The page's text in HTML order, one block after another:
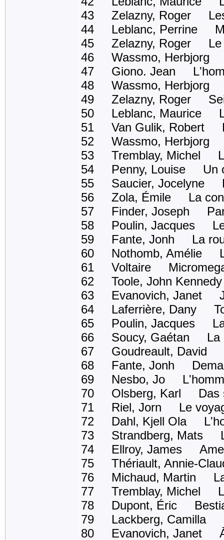
43 Zelazny, Roger Les
44 Leblanc, Perrine
45 Zelazny, Roger Le
46 Wassmo, Herbjorg
47 Giono. Jean
48 Wassmo, Herbjorg
49 Zelazny, Roger
50 Leblanc, Maurice
51 Van Gulik, Robert
52 Wassmo, Herbjorg
53 Tremblay, Michel
54 Penny, Louise Un
55 Saucier, Jocelyne
56 Zola, Émile La
57 Finder, Joseph
58 Poulin, Jacques
59 Fante, Jonh La
60 Nothomb, Amélie
61 Voltaire
62 Toole, John
63 Evanovich, Janet
64 Laferrière, Dany
65 Poulin, Jacques La
66 Soucy, Gaétan La
67 Goudreault, David
68 Fante, Jonh
69 Nesbo, Jo
70 Olsberg, Karl Das
71 Riel, Jorn Le
72 Dahl, Kjell Ola
73 Strandberg, Mats
74 Ellroy, James
75 Thériault, Annie-
76 Michaud, Martin La
77 Tremblay, Michel
78 Dupont, Éric
79 Lackberg, Camilla
80 Evanovich, Janet À